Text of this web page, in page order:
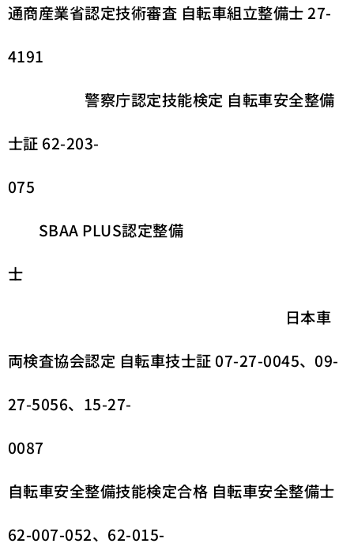
通商産業省認定技術審査 自転車組立整備士 27-
4191
警察庁認定技能検定 自転車安全整備
士証 62-203-
075
SBAA PLUS認定整備
士
日本車
両検査協会認定 自転車技士証 07-27-0045、09-
27-5056、15-27-
0087
自転車安全整備技能検定合格 自転車安全整備士
62-007-052、62-015-